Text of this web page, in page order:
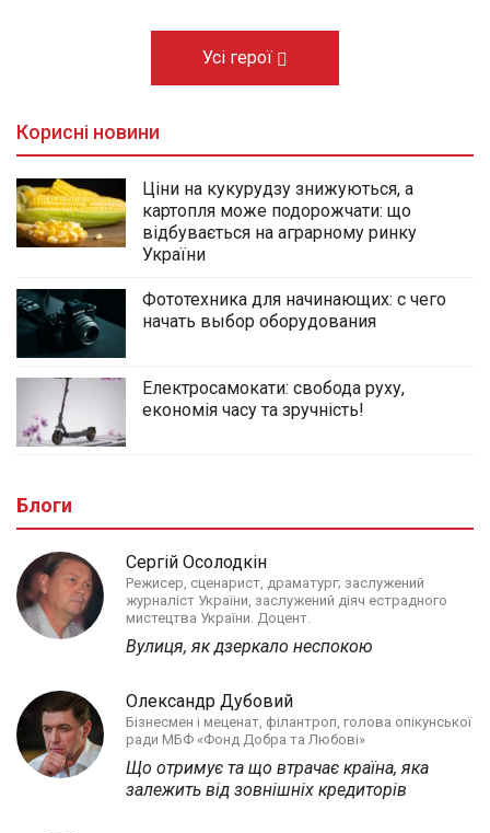
Усі герої
Корисні новини
Ціни на кукурудзу знижуються, а
картопля може подорожчати: що
відбувається на аграрному ринку
України
Фототехника для начинающих: с чего
начать выбор оборудования
Електросамокати: свобода руху,
економія часу та зручність!
Блоги
Сергій Осолодкін
Режисер, сценарист, драматург; заслужений
журналіст України, заслужений діяч естрадного
мистецтва України. Доцент.
Вулиця, як дзеркало неспокою
Олександр Дубовий
Бізнесмен і меценат, філантроп, голова опікунської
ради МБФ «Фонд Добра та Любові»
Що отримує та що втрачає країна, яка
залежить від зовнішніх кредиторів